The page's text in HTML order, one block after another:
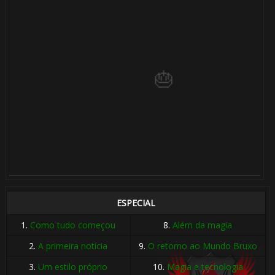
ESPECIAL
1. Como tudo começou 8.Além da magia
2.A primeira notícia 9. O retorno ao Mundo Bruxo
3. Um estilo próprio 10. Magia e tecnologia
🎈